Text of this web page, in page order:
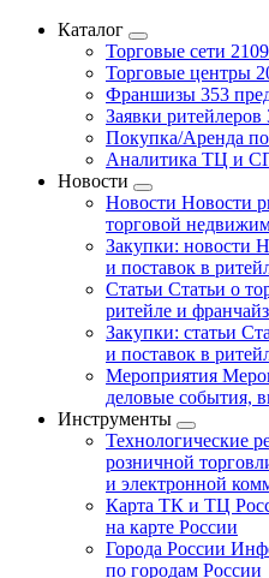
Каталог
Торговые сети
Торговые центры
Франшизы 353
Заявки ритейлеров
Покупка/Аренда
Аналитика ТЦ и
Новости
Новости Новости
торговой
Закупки: новости
и поставок в
Статьи Статьи о
ритейле и
Закупки: статьи
и поставок в
Мероприятия
деловые события,
Инструменты
Технологические
розничной
и электронной
Карта ТК и ТЦ
на карте России
Города России
по городам России